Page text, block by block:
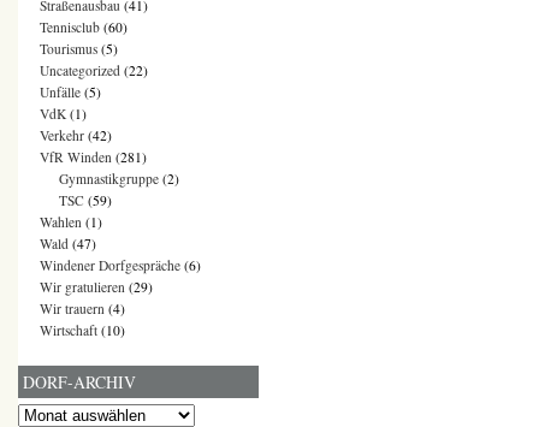
Straßenausbau (41)
Tennisclub (60)
Tourismus (5)
Uncategorized (22)
Unfälle (5)
VdK (1)
Verkehr (42)
VfR Winden (281)
Gymnastikgruppe (2)
TSC (59)
Wahlen (1)
Wald (47)
Windener Dorfgespräche (6)
Wir gratulieren (29)
Wir trauern (4)
Wirtschaft (10)
DORF-ARCHIV
Dorf-